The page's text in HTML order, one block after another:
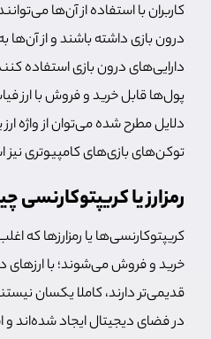
کاربران با استفاده از آن‌ها
درون بازی داشته باشند و از آن‌ها
دارایی‌های درون بازی استفاده
پول‌ها قابل خرید و فروش با ارز
دلایل مطرح شده می‌توان از واژه ارز
توکن‌های بازی‌های کامپیوتری نیز
رمزارز یا
کریپتوکارنسی‌‌ها یا رمزارزها که
خرید و فروش می‌شوند؛ با
قدیمی‌تر دارند، کاملا یکسان
در فضای دیجیتال ایجاد شده‌اند و